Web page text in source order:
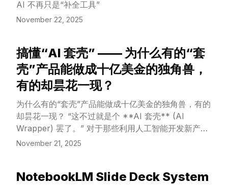
AI 不再只是“补全工具”
November 22, 2025
搞懂“AI 套壳” —— 为什么有的“套
壳”产品能做成十亿美金的独角兽，
有的却昙花一现？
为什么有的“套壳”产品能做成十亿美金的独角兽，有的
却昙花一现？ “这不过就是个 **AI 套壳** (AI
Wrapper) 罢了。” 对于那些利用人工智能开发新产品
的人来说，这种贬低的话听起来太耳熟了。
November 21, 2025
View Article
NotebookLM Slide Deck System
View Article